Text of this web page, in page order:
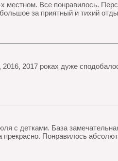
местном. Все понравилось.
за приятный и тихий
2017 роках дуже
с детками. База
прекрасно. Понравилось